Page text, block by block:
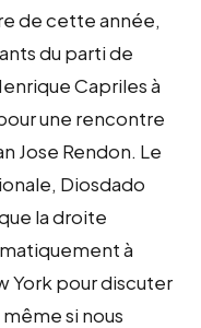
de cette année,
du parti de
Capriles à
une rencontre
Jose Rendon. Le
Diosdado
la droite
à
York pour discuter
si nous